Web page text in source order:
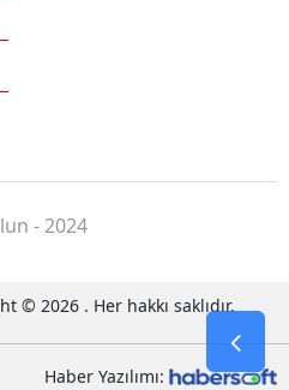
- 2024
© 2026 . Her hakkı saklıdır.
Haber Yazılımı: